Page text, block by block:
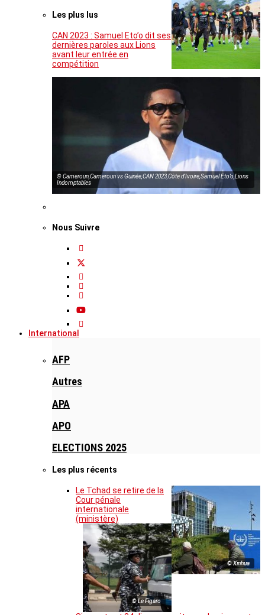
Les plus lus
CAN 2023 : Samuel Eto’o dit ses
dernières paroles aux Lions
avant leur entrée en
compétition
© Cameroun,Cameroun vs Guinée,CAN 2023,Côte d’Ivoire,Samuel Eto’o,Lions
Indomptables
Nous Suivre
International
AFP
Autres
APA
APO
ELECTIONS 2025
Les plus récents
© Xinhua
Le Tchad se retire de la
Cour pénale
internationale
(ministère)
© Le Figaro